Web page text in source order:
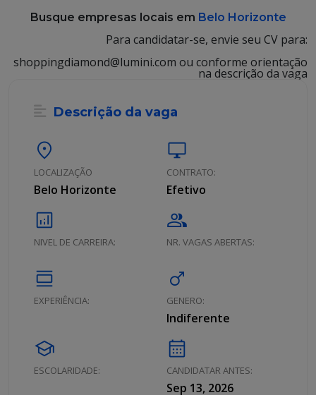
Busque empresas locais em Belo Horizonte
Para candidatar-se, envie seu CV para:
shoppingdiamond@lumini.com ou conforme orientação
na descrição da vaga
Descrição da vaga
location_on
LOCALIZAÇÃO
Belo Horizonte
desktop_windows
CONTRATO:
Efetivo
analytics
NIVEL DE CARREIRA:
group
NR. VAGAS ABERTAS:
calendar_view_day
EXPERIÊNCIA:
male
GENERO:
Indiferente
school
ESCOLARIDADE:
calendar_month
CANDIDATAR ANTES:
Sep 13, 2026